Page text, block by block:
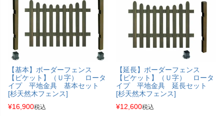
【基本】ボーダーフェンス
【ピケット】（Ｕ字） ロータ
イプ 平地金具 基本セット
[杉天然木フェンス]
¥16,900税込
【延長】ボーダーフェンス
【ピケット】（Ｕ字） ロータ
イプ 平地金具 延長セット
[杉天然木フェンス]
¥12,600税込